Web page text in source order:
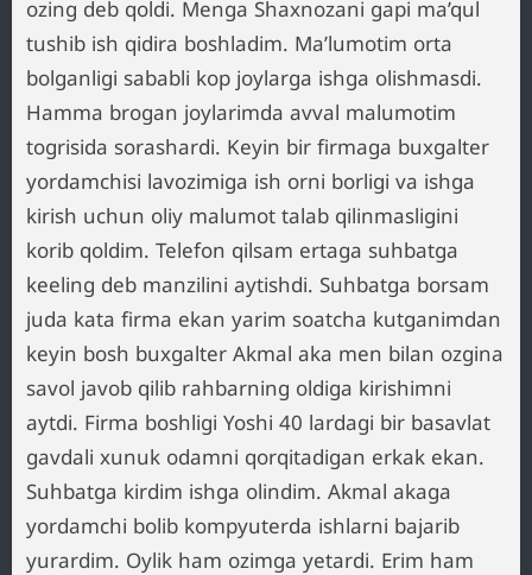
ozing deb qoldi. Menga Shaxnozani gapi ma’qul
tushib ish qidira boshladim. Ma’lumotim orta
bolganligi sababli kop joylarga ishga olishmasdi.
Hamma brogan joylarimda avval malumotim
togrisida sorashardi. Keyin bir firmaga buxgalter
yordamchisi lavozimiga ish orni borligi va ishga
kirish uchun oliy malumot talab qilinmasligini
korib qoldim. Telefon qilsam ertaga suhbatga
keeling deb manzilini aytishdi. Suhbatga borsam
juda kata firma ekan yarim soatcha kutganimdan
keyin bosh buxgalter Akmal aka men bilan ozgina
savol javob qilib rahbarning oldiga kirishimni
aytdi. Firma boshligi Yoshi 40 lardagi bir basavlat
gavdali xunuk odamni qorqitadigan erkak ekan.
Suhbatga kirdim ishga olindim. Akmal akaga
yordamchi bolib kompyuterda ishlarni bajarib
yurardim. Oylik ham ozimga yetardi. Erim ham